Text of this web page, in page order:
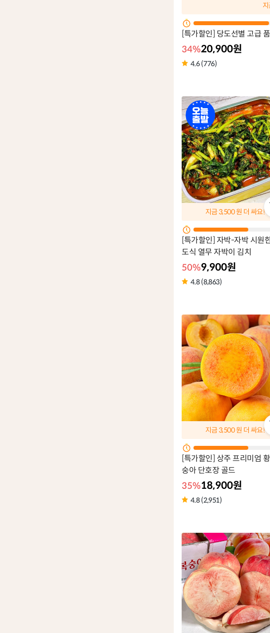
[특가할인] 당도선별 고급
34%20,900원
4.6 (776)
오
늘
출
발
지금3,500원 더 싸요!
[특가할인] 자박-자박 시원
도식 열무 자박이 김치
50%9,900원
4.8 (8,863)
지금3,500원 더 싸요!
[특가할인] 상주 프리미엄
숭아 단호장 골드
35%18,900원
4.8 (2,951)